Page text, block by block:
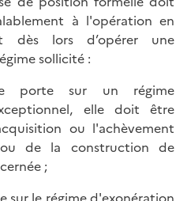
à l'opération en
dès lors d’opérer une
sollicité :
porte sur un régime
elle doit être
ou l'achèvement
de la construction de
;